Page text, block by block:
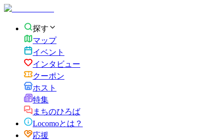
探す
マップ
イベント
インタビュー
クーポン
ホスト
特集
まちのひろば
Locomoとは？
応援